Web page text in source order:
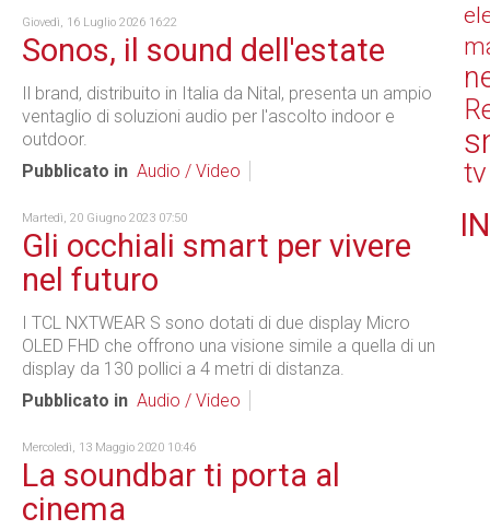
Giovedì, 16 Luglio 2026 16:22
Sonos, il sound dell'estate
Il brand, distribuito in Italia da Nital, presenta un ampio
ventaglio di soluzioni audio per l'ascolto indoor e
outdoor.
Pubblicato in Audio / Video
Martedì, 20 Giugno 2023 07:50
Gli occhiali smart per vivere
nel futuro
I TCL NXTWEAR S sono dotati di due display Micro
OLED FHD che offrono una visione simile a quella di un
display da 130 pollici a 4 metri di distanza.
Pubblicato in Audio / Video
Mercoledì, 13 Maggio 2020 10:46
La soundbar ti porta al
cinema
tv
IN